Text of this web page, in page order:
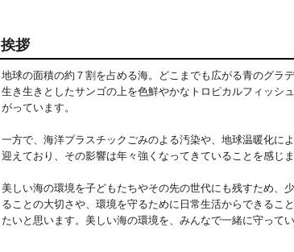
挨拶
地球の面積の約７割を占める海。どこまでも広がる青のグラ
生き生きとしたサンゴの上を色鮮やかなトロピカルフィッ
がっています。
一方で、海洋プラスチックごみのよる汚染や、地球温暖化に
迎えており、その影響は年々強くなってきていることを感じま
美しい海の環境を子どもたちやその先の世代にも残すため、
ることの大切さや、環境を守るために日常生活からできるこ
たいと思います。美しい海の環境を、みんなで一緒に守って